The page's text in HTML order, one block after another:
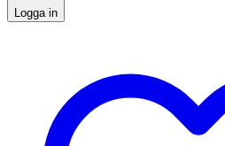
Logga in